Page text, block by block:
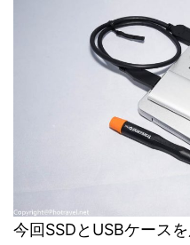
今回SSDとUSBケース